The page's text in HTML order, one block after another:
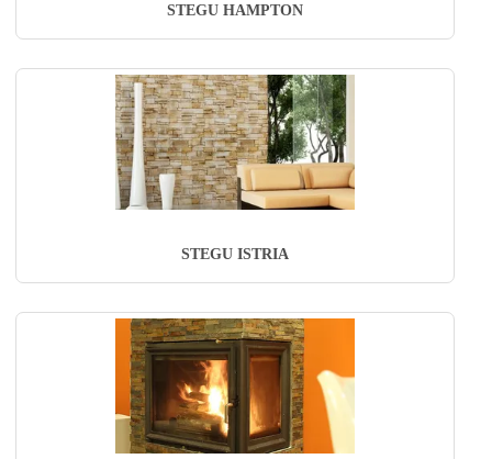
STEGU HAMPTON
STEGU ISTRIA